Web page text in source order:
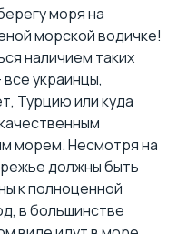
моря на
морской водичке!
наличием таких
украинцы,
Турцию или куда
морем. Несмотря на
должны быть
к полноценной
в большинстве